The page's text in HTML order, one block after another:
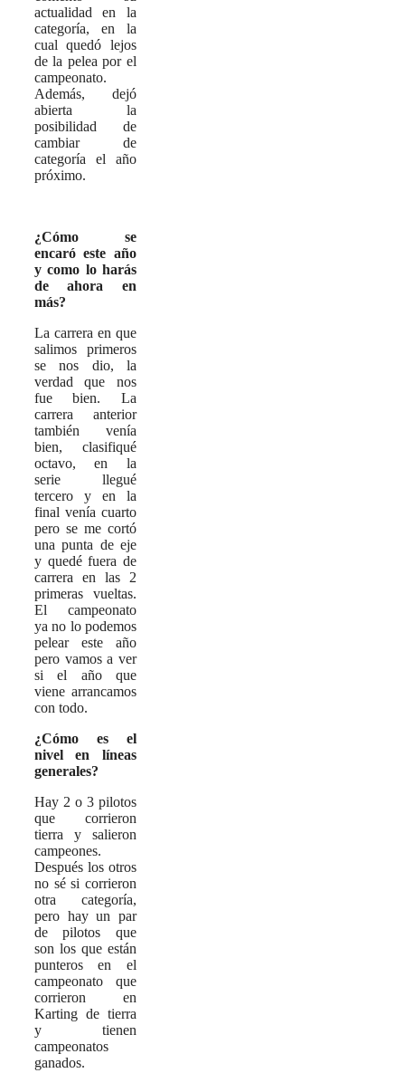
actualidad en la
categoría, en la
cual quedó lejos
de la pelea por el
campeonato.
Además, dejó
abierta la
posibilidad de
cambiar de
categoría el año
próximo.
¿Cómo se
encaró este año
y como lo harás
de ahora en
más?
La carrera en que
salimos primeros
se nos dio, la
verdad que nos
fue bien. La
carrera anterior
también venía
bien, clasifiqué
octavo, en la
serie llegué
tercero y en la
final venía cuarto
pero se me cortó
una punta de eje
y quedé fuera de
carrera en las 2
primeras vueltas.
El campeonato
ya no lo podemos
pelear este año
pero vamos a ver
si el año que
viene arrancamos
con todo.
¿Cómo es el
nivel en líneas
generales?
Hay 2 o 3 pilotos
que corrieron
tierra y salieron
campeones.
Después los otros
no sé si corrieron
otra categoría,
pero hay un par
de pilotos que
son los que están
punteros en el
campeonato que
corrieron en
Karting de tierra
y tienen
campeonatos
ganados.